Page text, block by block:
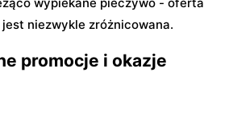
niezwykle zróżnicowana.
promocje i okazje